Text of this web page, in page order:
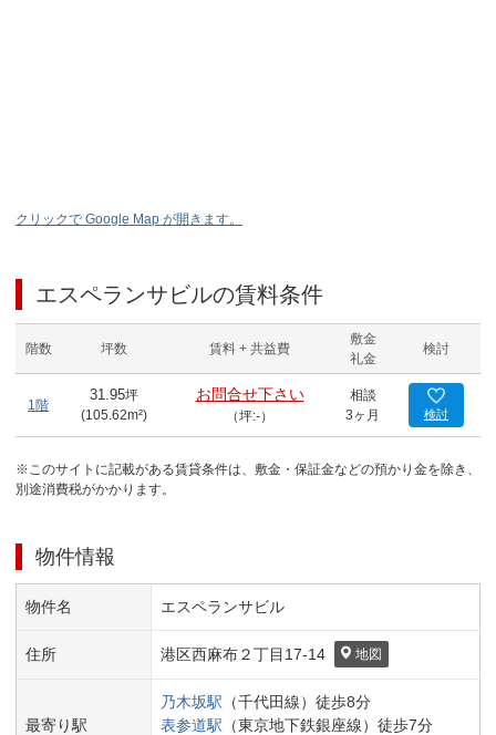
クリックで Google Map が開きます。
エスペランサビルの賃料条件
階数 坪数 賃料 + 共益費
敷金
礼金
検討
1階
31.95坪
(105.62m²)
お問合せ下さい
（坪:-）
相談
3ヶ月
検討
※このサイトに記載がある賃貸条件は、敷金・保証金などの預かり金を除き、
別途消費税がかかります。
物件情報
物件名 エスペランサビル
住所 港区西麻布２丁目 17-14 地図
最寄り駅
乃木坂駅 （千代田線） 徒歩8分
表参道駅 （東京地下鉄銀座線） 徒歩7分